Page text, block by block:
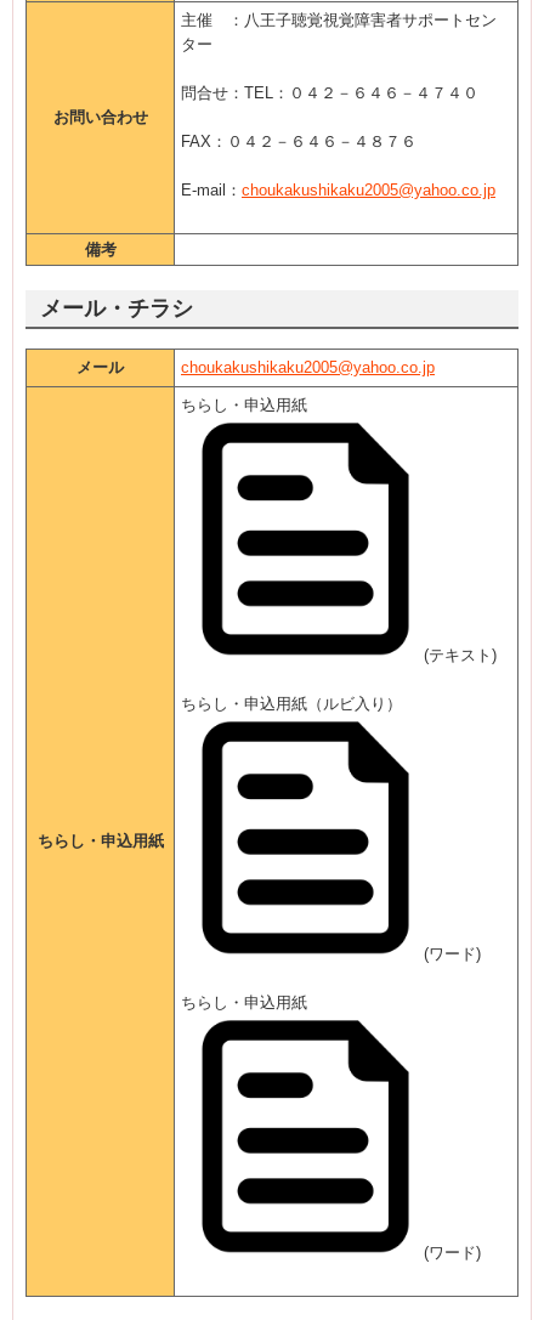
お問い合わせ
主催 ：八王子聴覚視覚障害者サポートセン
ター
問合せ：TEL：０４２－６４６－４７４０
FAX：０４２－６４６－４８７６
E-mail： choukakushikaku2005@yahoo.co.jp
備考
メール・チラシ
メール choukakushikaku2005@yahoo.co.jp
ちらし・申込用紙
ちらし・申込用紙
(テキスト)
ちらし・申込用紙（ルビ入り）
(ワード)
ちらし・申込用紙
(ワード)